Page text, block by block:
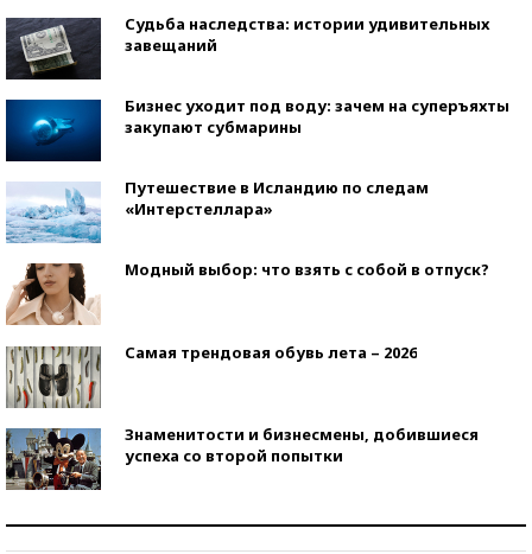
Судьба наследства: истории удивительных
завещаний
Бизнес уходит под воду: зачем на суперъяхты
закупают субмарины
Путешествие в Исландию по следам
«Интерстеллара»
Модный выбор: что взять с собой в отпуск?
Самая трендовая обувь лета – 2026
Знаменитости и бизнесмены, добившиеся
успеха со второй попытки